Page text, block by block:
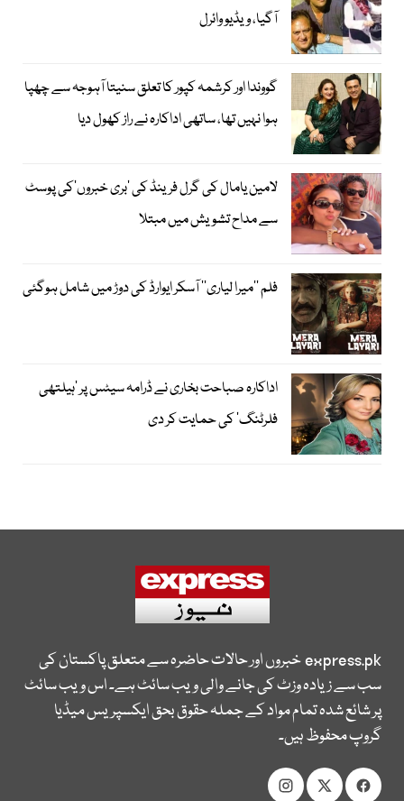
آگیا، ویڈیو وائرل
گووندا اور کرشمہ کپور کا تعلق سنیتا آہوجہ سے چھپا
ہوا نہیں تھا، ساتھی اداکارہ نے راز کھول دیا
لامین یامال کی گرل فرینڈ کی ’بری خبروں‘کی پوسٹ
سے مداح تشویش میں مبتلا
فلم ’’میرا لیاری‘‘ آسکر ایوارڈ کی دوڑ میں شامل ہوگئی
اداکارہ صباحت بخاری نے ڈرامہ سیٹس پر ’ہیلتھی
فلرٹنگ‘ کی حمایت کر دی
express.pkخبروں اور حالات حاضرہ سے متعلق پاکستان کی
سب سے زیادہ وزٹ کی جانے والی ویب سائٹ ہے۔ اس ویب سائٹ
پر شائع شدہ تمام مواد کے جملہ حقوق بحق ایکسپریس میڈیا
گروپ محفوظ ہیں۔